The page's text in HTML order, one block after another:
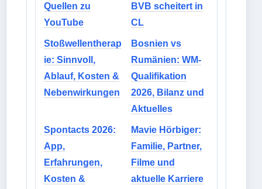
Quellen zu
YouTube
BVB scheitert in
CL
Stoßwellentherap
ie: Sinnvoll,
Ablauf, Kosten &
Nebenwirkungen
Bosnien vs
Rumänien: WM-
Qualifikation
2026, Bilanz und
Aktuelles
Spontacts 2026:
App,
Erfahrungen,
Kosten &
Mavie Hörbiger:
Familie, Partner,
Filme und
aktuelle Karriere